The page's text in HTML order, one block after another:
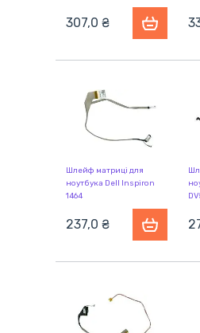
307,0 ₴
Шлейф матриці для
ноутбука Dell Inspiron
1464
237,0 ₴